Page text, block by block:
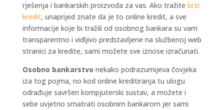
rješenja i bankarskih proizvoda za vas. Ako tražite brzi
kredit, unaprijed znate da je to online kredit, a sve
informacije koje bi tražili od osobnog bankara su vam
transparentno i vidljivo predstavljene na službenoj web
stranici za kredite, sami možete sve iznose izračunati.
Osobno bankarstvo nekako podrazumijeva čovjeka
iza tog pojma, no kod online kreditiranja tu ulogu
odrađuje savršen kompjuterski sustav, a možete i
sebe uvjetno smatrati osobnim bankarom jer sami